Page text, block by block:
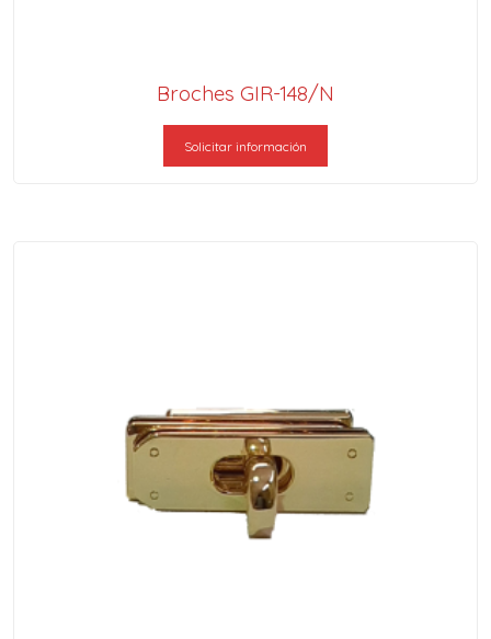
Broches GIR-148/N
Solicitar información